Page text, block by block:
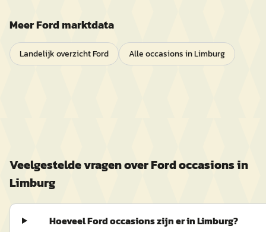
MeerFordmarktdata
Landelijk overzichtFord Alle occasions inLimburg
Veelgestelde vragen overFordoccasions in
Limburg
Hoeveel Ford occasions zijn er in Limburg?